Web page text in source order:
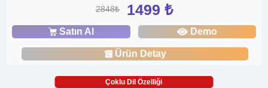
2848₺ 1499 ₺
Satın Al Demo
Ürün Detay
Çoklu Dil Özelliği